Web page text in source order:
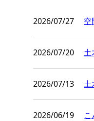
2026/07/27
2026/07/20 土
2026/07/13 土
2026/06/19